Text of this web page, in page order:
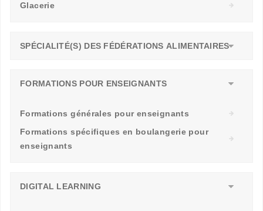
Glacerie
SPÉCIALITÉ(S) DES FÉDÉRATIONS ALIMENTAIRES
FORMATIONS POUR ENSEIGNANTS
Formations générales pour enseignants
Formations spécifiques en boulangerie pour
enseignants
DIGITAL LEARNING